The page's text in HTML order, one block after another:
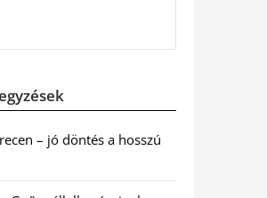
– jó döntés a hosszú